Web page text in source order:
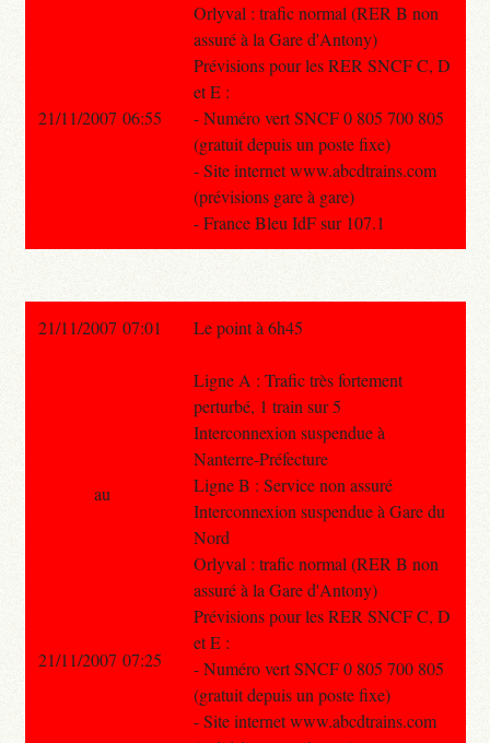
Orlyval : trafic normal (RER B non
assuré à la Gare d'Antony)
Prévisions pour les RER SNCF C, D
et E :
- Numéro vert SNCF 0 805 700 805
(gratuit depuis un poste fixe)
- Site internet www.abcdtrains.com
(prévisions gare à gare)
- France Bleu IdF sur 107.1
21/11/2007 06:55
21/11/2007 07:01 Le point à 6h45
Ligne A : Trafic très fortement
perturbé, 1 train sur 5
Interconnexion suspendue à
Nanterre-Préfecture
Ligne B : Service non assuré
Interconnexion suspendue à Gare du
Nord
Orlyval : trafic normal (RER B non
assuré à la Gare d'Antony)
Prévisions pour les RER SNCF C, D
et E :
- Numéro vert SNCF 0 805 700 805
(gratuit depuis un poste fixe)
- Site internet www.abcdtrains.com
au
21/11/2007 07:25